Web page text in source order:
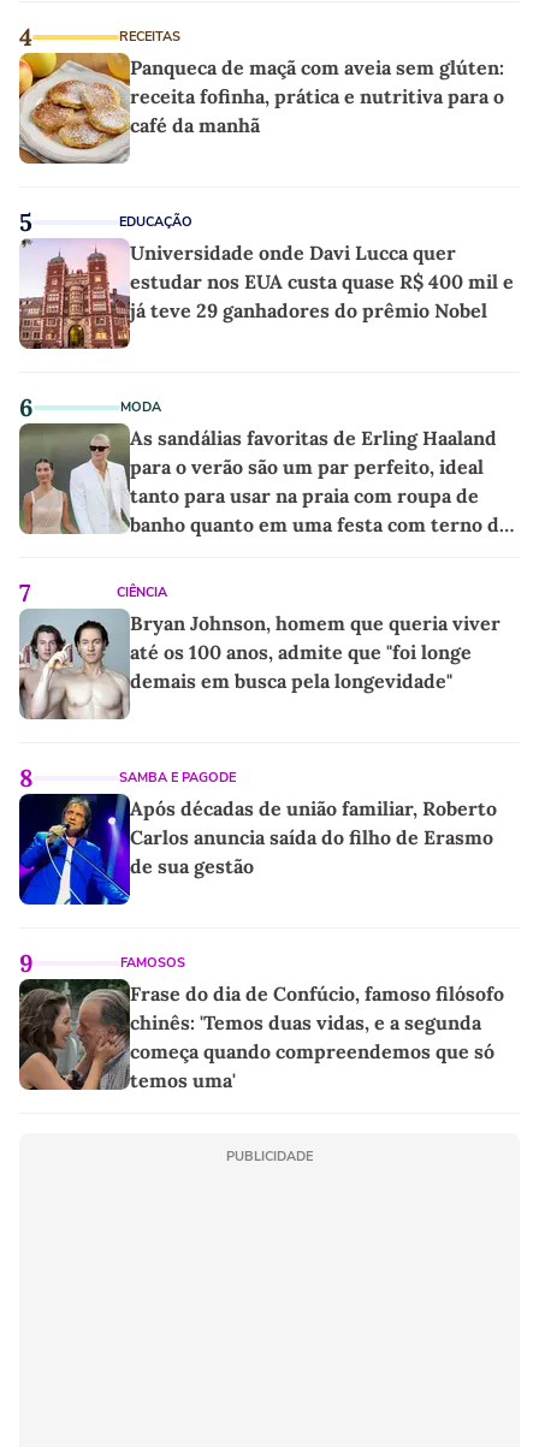
4 RECEITAS
Panqueca de maçã com aveia sem glúten:
receita fofinha, prática e nutritiva para o
café da manhã
5 EDUCAÇÃO
Universidade onde Davi Lucca quer
estudar nos EUA custa quase R$ 400 mil e
já teve 29 ganhadores do prêmio Nobel
6 MODA
As sandálias favoritas de Erling Haaland
para o verão são um par perfeito, ideal
tanto para usar na praia com roupa de
banho quanto em uma festa com terno de
7 CIÊNCIA
Bryan Johnson, homem que queria viver
até os 100 anos, admite que "foi longe
demais em busca pela longevidade"
8 SAMBA E PAGODE
Após décadas de união familiar, Roberto
Carlos anuncia saída do filho de Erasmo
de sua gestão
9 FAMOSOS
Frase do dia de Confúcio, famoso filósofo
chinês: 'Temos duas vidas, e a segunda
começa quando compreendemos que só
temos uma'
PUBLICIDADE